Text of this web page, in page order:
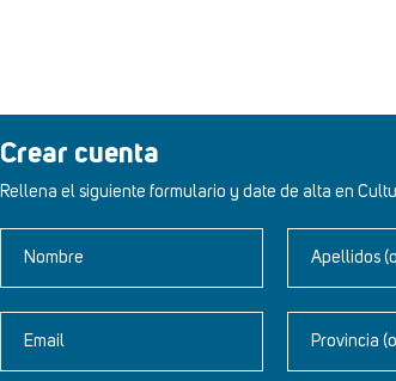
Crear cuenta
Rellena el siguiente formulario y date de alta en
Nombre Apellidos
Email Provincia